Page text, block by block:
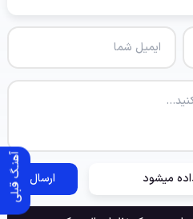
آهنـگ قبلی میشود ارسال